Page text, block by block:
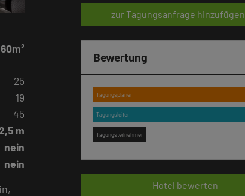
60m²
25
19
45
m
nein
nein
zur Tagungsanfrage hinzufügen
Bewertung
Tagungsplaner
Tagungsleiter
Tagungsteilnehmer
Hotel bewerten